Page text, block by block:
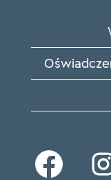
O
t
O